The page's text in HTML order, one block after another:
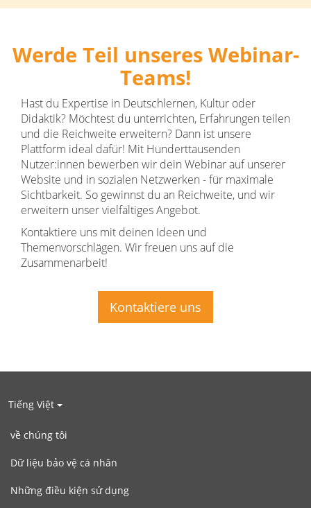
Werde Teil unseres Webinar-
Teams!
Hast du Expertise in Deutschlernen, Kultur oder
Didaktik? Möchtest du unterrichten, Erfahrungen teilen
und die Reichweite erweitern? Dann ist unsere
Plattform ideal dafür! Mit Hunderttausenden
Nutzer:innen bewerben wir dein Webinar auf unserer
Website und in sozialen Netzwerken - für maximale
Sichtbarkeit. So gewinnst du an Reichweite, und wir
erweitern unser vielfältiges Angebot.
Kontaktiere uns mit deinen Ideen und
Themenvorschlägen. Wir freuen uns auf die
Zusammenarbeit!
Kontaktiere uns
Tiếng Việt
về chúng tôi
Dữ liệu bảo vệ cá nhân
Những điều kiện sử dụng